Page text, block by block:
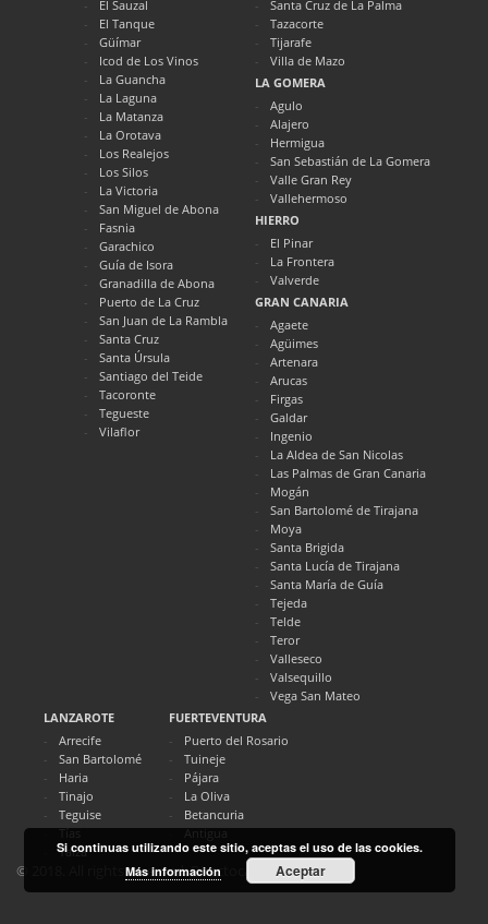
El Sauzal
El Tanque
Güímar
Icod de Los Vinos
La Guancha
La Laguna
La Matanza
La Orotava
Los Realejos
Los Silos
La Victoria
San Miguel de Abona
Fasnia
Garachico
Guía de Isora
Granadilla de Abona
Puerto de La Cruz
San Juan de La Rambla
Santa Cruz
Santa Úrsula
Santiago del Teide
Tacoronte
Tegueste
Vilaflor
Santa Cruz de La Palma
Tazacorte
Tijarafe
Villa de Mazo
LA GOMERA
Agulo
Alajero
Hermigua
San Sebastián de La Gomera
Valle Gran Rey
Vallehermoso
HIERRO
El Pinar
La Frontera
Valverde
GRAN CANARIA
Agaete
Agüimes
Artenara
Arucas
Firgas
Galdar
Ingenio
La Aldea de San Nicolas
Las Palmas de Gran Canaria
Mogán
San Bartolomé de Tirajana
Moya
Santa Brigida
Santa Lucía de Tirajana
Santa María de Guía
Tejeda
Telde
Teror
Valleseco
Valsequillo
Vega San Mateo
LANZAROTE
Arrecife
San Bartolomé
Haria
Tinajo
Teguise
Tías
Yaiza
FUERTEVENTURA
Puerto del Rosario
Tuineje
Pájara
La Oliva
Betancuria
Antigua
© 2018. All rights reserved. Directocanarias.com
Si continuas utilizando este sitio, aceptas el uso de las cookies.
Más información
Aceptar